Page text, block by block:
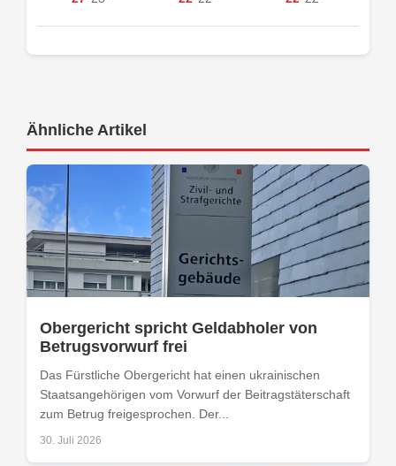
Ähnliche Artikel
Obergericht spricht Geldabholer von
Betrugsvorwurf frei
Das Fürstliche Obergericht hat einen ukrainischen
Staatsangehörigen vom Vorwurf der Beitragstäterschaft
zum Betrug freigesprochen. Der...
30. Juli 2026